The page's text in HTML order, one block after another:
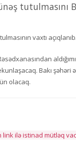
tutulmasını
vaxtı açıqlanıb.
Bakı
olacaq.
link ilə istinad mütləq